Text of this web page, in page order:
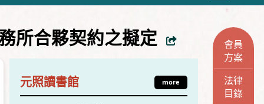
所合夥契約之擬定
元照讀書館 more
會員
方案
法律
目錄